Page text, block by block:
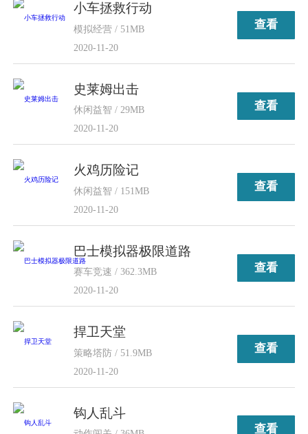
小车拯救行动
模拟经营 / 51MB
2020-11-20
查看
史莱姆出击
休闲益智 / 29MB
2020-11-20
查看
火鸡历险记
休闲益智 / 151MB
2020-11-20
查看
巴士模拟器极限道路
赛车竞速 / 362.3MB
2020-11-20
查看
捍卫天堂
策略塔防 / 51.9MB
2020-11-20
查看
钩人乱斗
查看